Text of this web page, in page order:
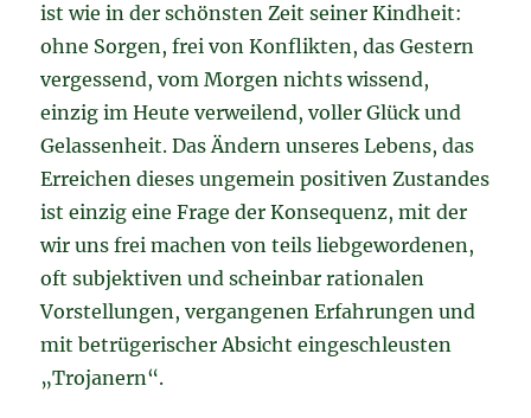
ist wie in der schönsten Zeit seiner Kindheit:
ohne Sorgen, frei von Konflikten, das Gestern
vergessend, vom Morgen nichts wissend,
einzig im Heute verweilend, voller Glück und
Gelassenheit. Das Ändern unseres Lebens, das
Erreichen dieses ungemein positiven Zustandes
ist einzig eine Frage der Konsequenz, mit der
wir uns frei machen von teils liebgewordenen,
oft subjektiven und scheinbar rationalen
Vorstellungen, vergangenen Erfahrungen und
mit betrügerischer Absicht eingeschleusten
„Trojanern“.